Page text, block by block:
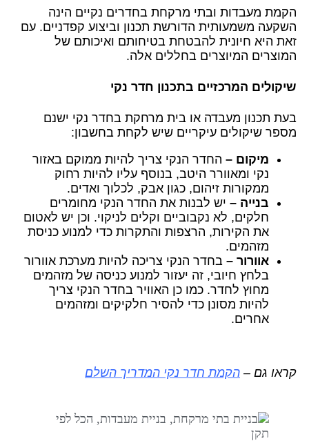
הקמת מעבדות ובתי מרקחת בחדרים נקיים הינה
השקעה משמעותית הדורשת תכנון וביצוע קפדניים. עם
זאת היא חיונית להבטחת בטיחותם ואיכותם של
המוצרים המיוצרים בחללים אלה.
שיקולים המרכזיים בתכנון חדר נקי
בעת תכנון מעבדה או בית מרחקת בחדר נקי ישנם
מספר שיקולים עיקריים שיש לקחת בחשבון:
מיקום – החדר הנקי צריך להיות ממוקם באזור
נקי ומאוורר היטב, בנוסף עליו להיות רחוק
ממקורות זיהום, כגון אבק, לכלוך ואדים.
בנייה – יש לבנות את החדר הנקי מחומרים
חלקים, לא נקבוביים וקלים לניקוי. וכן יש לאטום
את הקירות, הרצפות והתקרות כדי למנוע כניסת
מזהמים.
אוורור – בחדר הנקי צריכה להיות מערכת אוורור
בלחץ חיובי, זה יעזור למנוע כניסה של מזהמים
מחוץ לחדר. כמו כן האוויר בחדר הנקי צריך
להיות מסונן כדי להסיר חלקיקים ומזהמים
אחרים.
קראו גם – הקמת חדר נקי המדריך השלם